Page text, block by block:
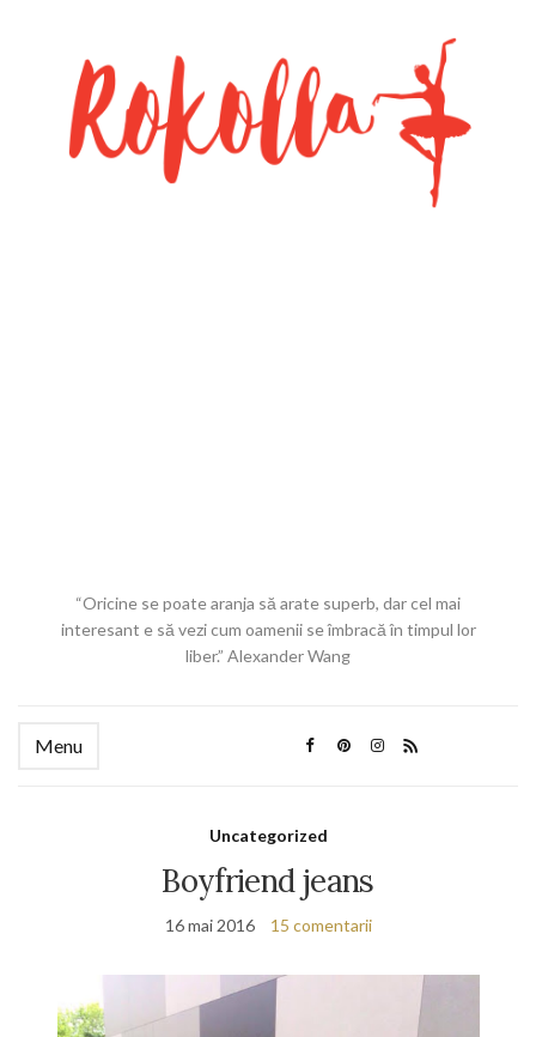
“Oricine se poate aranja să arate superb, dar cel mai
interesant e să vezi cum oamenii se îmbracă în timpul lor
liber.” Alexander Wang
Menu
Uncategorized
Boyfriend jeans
16 mai 2016 15 comentarii